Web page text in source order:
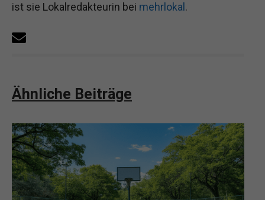
ist sie Lokalredakteurin bei mehrlokal .
Ähnliche Beiträge